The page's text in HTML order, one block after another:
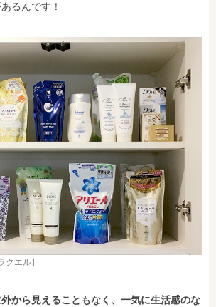
るんです！
エル］
外から見えることもなく、一気に生活感のな